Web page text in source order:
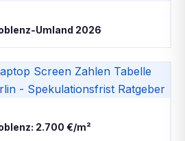
Umland 2026
2.700 €/m²